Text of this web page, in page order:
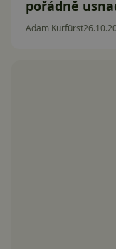
pořádně
Adam Kurfürst